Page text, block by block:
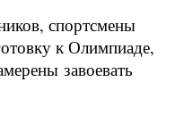
спортсмены
к Олимпиаде,
завоевать